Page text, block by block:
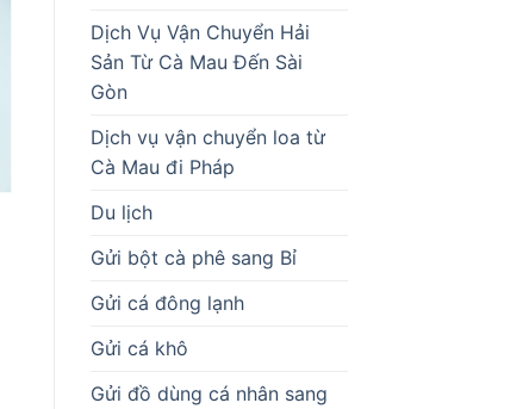
Dịch Vụ Vận Chuyển Hải
Sản Từ Cà Mau Đến Sài
Gòn
Dịch vụ vận chuyển loa từ
Cà Mau đi Pháp
Du lịch
Gửi bột cà phê sang Bỉ
Gửi cá đông lạnh
Gửi cá khô
Gửi đồ dùng cá nhân sang